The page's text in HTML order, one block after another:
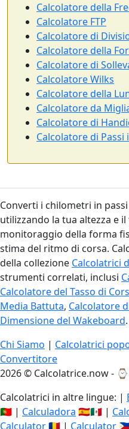
Calcolatore della
Calcolatore FTP
Calcolatore di
Calcolatore della
Calcolatore di
Calcolatore Wilks
Calcolatore della
Calcolatore da
Calcolatore di
Calcolatore di Passi
Converti i chilometri in
utilizzando la tua altezza e
monitoraggio della forma
stima del ritmo di corsa.
della collezione Calcolatrici
strumenti correlati, inclusi
Calcolatore del Tasso di
Media Battuta, Calcolatore
Dimensione del Wakeboard.
Chi Siamo | Calcolatrici
Convertitore
2026 © Calcolatrice.now - ⌚
Calcolatrici in altre lingue: |
🇵🇹 | Calculadora 🇪🇸🇲🇽 |
Calculator🇷🇴 | Calculator